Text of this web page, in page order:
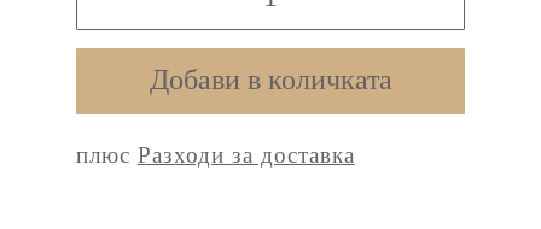
BIO
Добави в количката
плюс Разходи за доставка